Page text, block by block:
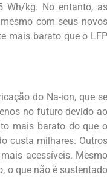
Wh/kg. No entanto, as
com seus
mais barato que o LFP
do Na-ion, que se
no futuro devido ao
mais barato do que o
custa milhares. Outros
acessíveis.
o que não é sustentado